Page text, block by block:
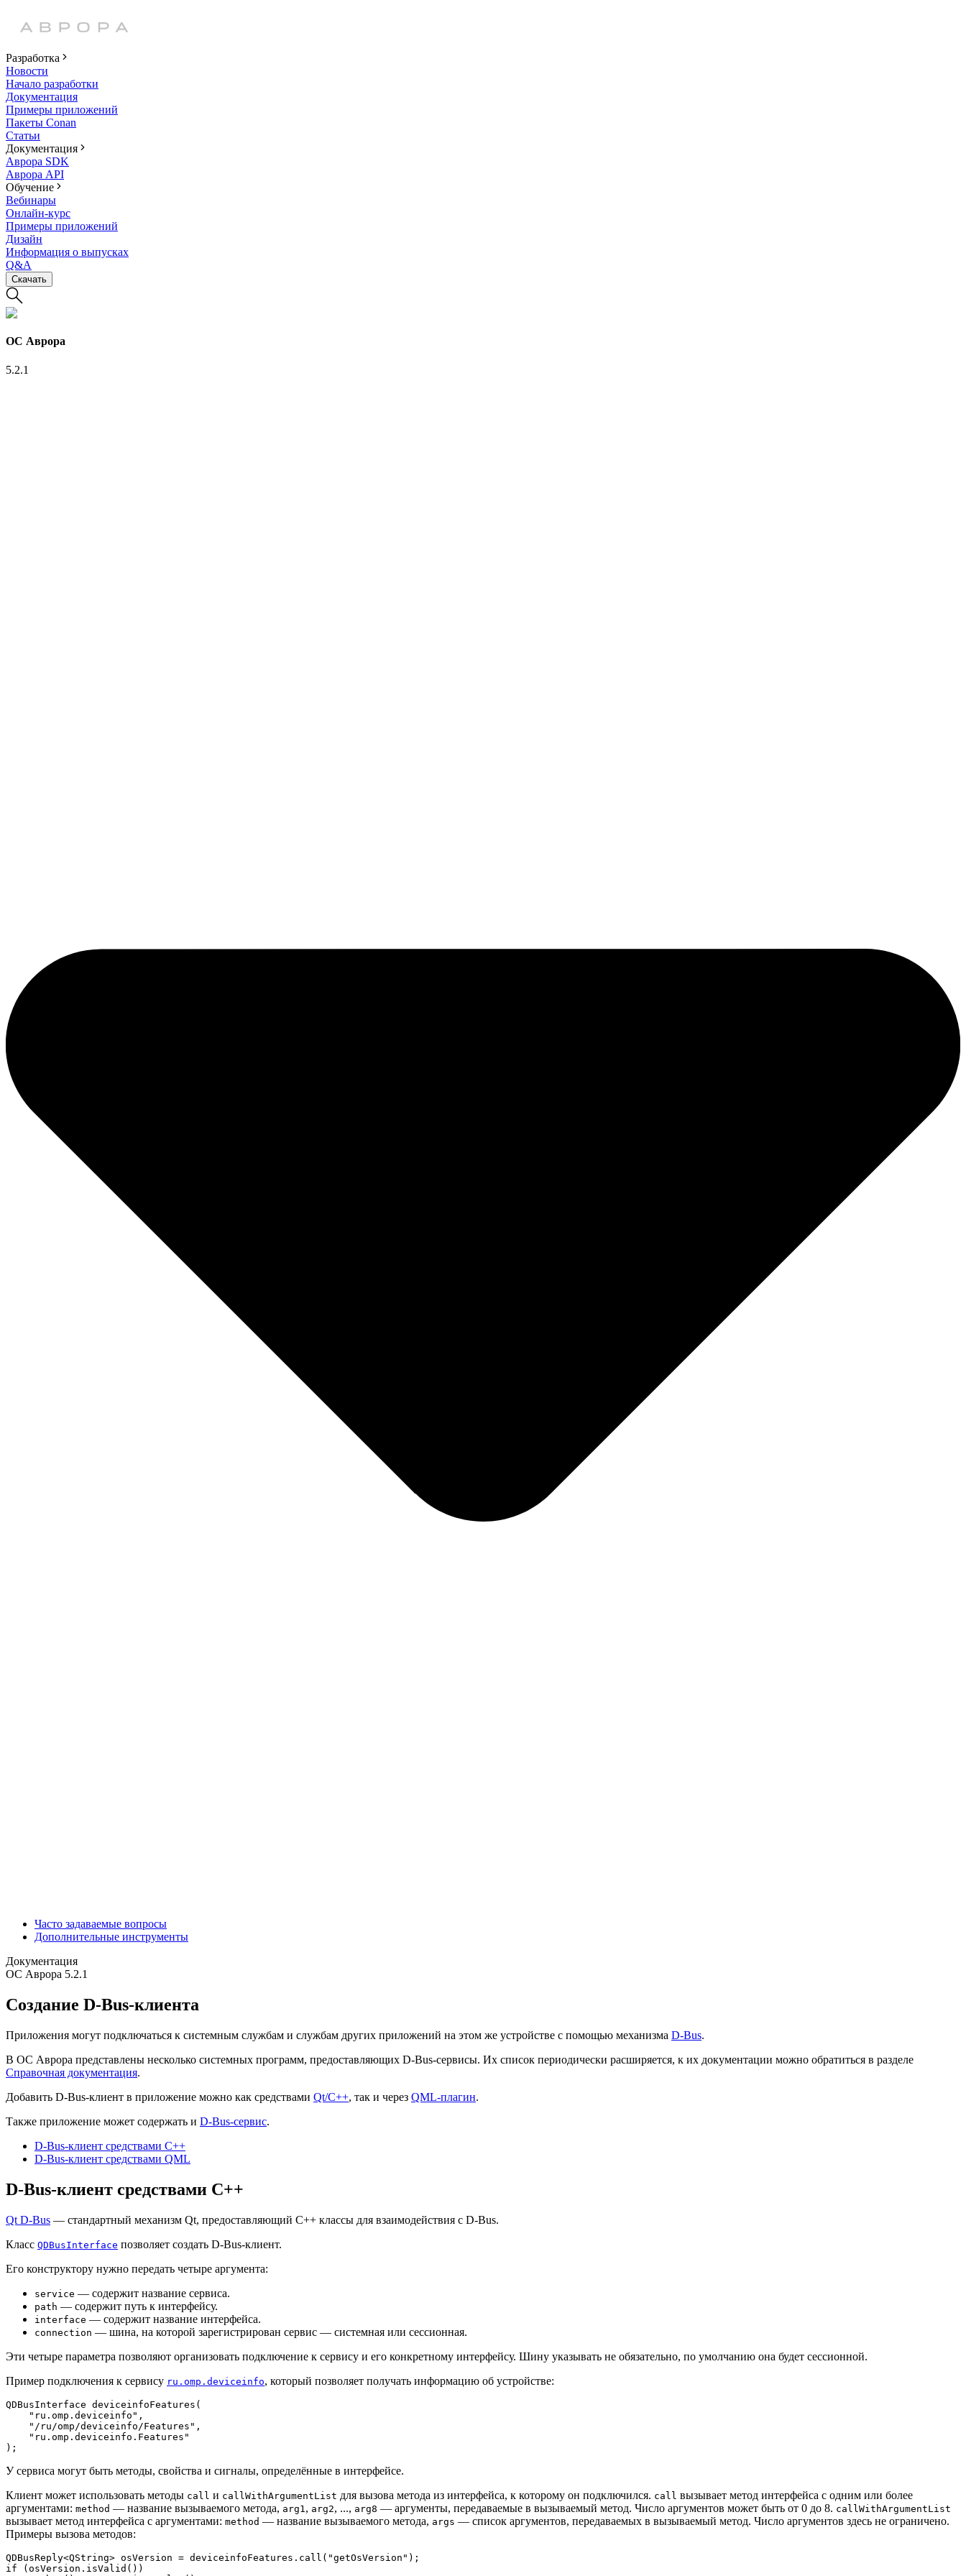
Разработка
Новости
Начало разработки
Документация
Примеры приложений
Пакеты Conan
Статьи
Документация
Аврора SDK
Аврора API
Обучение
Вебинары
Онлайн-курс
Примеры приложений
Дизайн
Информация о выпусках
Q&A
Скачать
ОС Аврора
5.2.1
Часто задаваемые вопросы
Дополнительные инструменты
Документация
ОС Аврора 5.2.1
Создание D-Bus-клиента
Приложения могут подключаться к системным службам и службам других приложений на этом же устройстве с помощью механизма D-Bus.
В ОС Аврора представлены несколько системных программ, предоставляющих D-Bus-сервисы. Их список периодически расширяется, к их документации можно обратиться в разделе
Справочная документация.
Добавить D-Bus-клиент в приложение можно как средствами Qt/C++, так и через QML-плагин.
Также приложение может содержать и D-Bus-сервис.
D-Bus-клиент средствами C++
D-Bus-клиент средствами QML
D-Bus-клиент средствами C++
Qt D-Bus — стандартный механизм Qt, предоставляющий С++ классы для взаимодействия с D-Bus.
Класс QDBusInterface позволяет создать D-Bus-клиент.
Его конструктору нужно передать четыре аргумента:
service — содержит название сервиса.
path — содержит путь к интерфейсу.
interface — содержит название интерфейса.
connection — шина, на которой зарегистрирован сервис — системная или сессионная.
Эти четыре параметра позволяют организовать подключение к сервису и его конкретному интерфейсу. Шину указывать не обязательно, по умолчанию она будет сессионной.
Пример подключения к сервису ru.omp.deviceinfo, который позволяет получать информацию об устройстве:
QDBusInterface deviceinfoFeatures (
"ru.omp.deviceinfo" ,
"/ru/omp/deviceinfo/Features" ,
"ru.omp.deviceinfo.Features"
)
У сервиса могут быть методы, свойства и сигналы, определённые в интерфейсе.
Клиент может использовать методы call и callWithArgumentList для вызова метода из интерфейса, к которому он подключился. call вызывает метод интерфейса с одним или более
аргументами: method — название вызываемого метода, arg1 , arg2, ..., arg8 — аргументы, передаваемые в вызываемый метод. Число аргументов может быть от 0 до 8. callWithArgumentList
вызывает метод интерфейса с аргументами: method — название вызываемого метода, args — список аргументов, передаваемых в вызываемый метод. Число аргументов здесь не ограничено.
Примеры вызова методов:
QDBusReply<QString> osVersion = deviceinfoFeatures. call ( "getOsVersion"
if (osVersion. isValid ())